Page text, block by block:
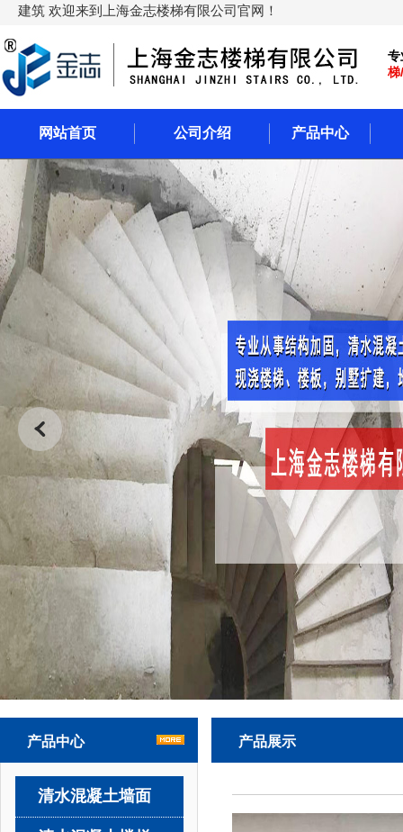
建筑 欢迎来到上海金志楼梯有限公司官网！
专
梯
网站首页 公司介绍 产品中心
产品中心
清水混凝土墙面
产品展示